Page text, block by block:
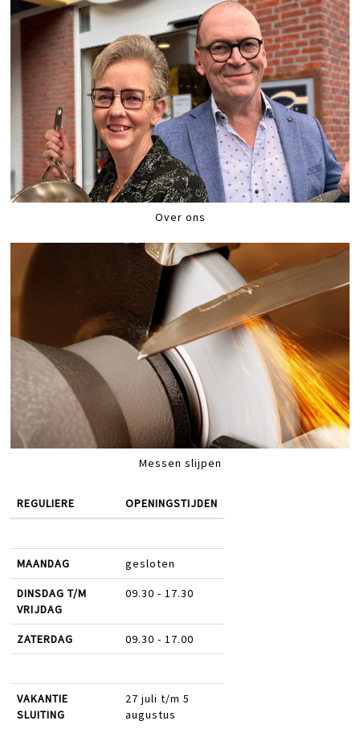
Over ons
Messen slijpen
REGULIERE OPENINGSTIJDEN
MAANDAG gesloten
DINSDAG T/M
VRIJDAG
09.30 - 17.30
ZATERDAG 09.30 - 17.00
VAKANTIE
SLUITING
27 juli t/m 5
augustus